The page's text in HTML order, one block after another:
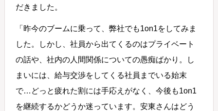
だきました。
「昨今のブームに乗って、弊社でも1on1をしてみま
した。しかし、社員から出てくるのはプライベート
の話や、社内の人間関係についての愚痴ばかり。し
まいには、給与交渉をしてくる社員までいる始末
で…どっと疲れた割には手応えがなく、今後も1on1
を継続するかどうか迷っています。安東さんはどう